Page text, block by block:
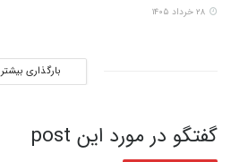
بارگذاری بیشتر
گفتگو در مورد این post